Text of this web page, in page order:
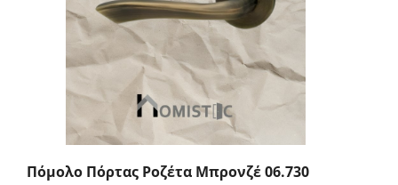
Πόμολο Πόρτας Ροζέτα Μπρονζέ 06.730